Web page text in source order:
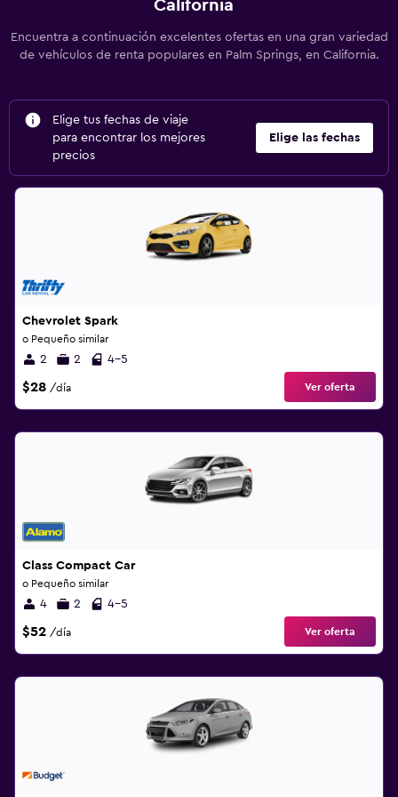
California
Encuentra a continuación excelentes ofertas en una gran variedad
de vehículos de renta populares en Palm Springs, en California.
Elige tus fechas de viaje
para encontrar los mejores
precios
Elige las fechas
Chevrolet Spark
o Pequeño similar
2 2 4-5
$28 /día Ver oferta
Class Compact Car
o Pequeño similar
4 2 4-5
$52 /día Ver oferta